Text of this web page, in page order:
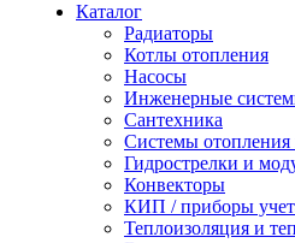
Каталог
Радиаторы
Котлы отопления
Насосы
Инженерные
Сантехника
Системы
Гидрострелки и
Конвекторы
КИП / приборы
Теплоизоляция и